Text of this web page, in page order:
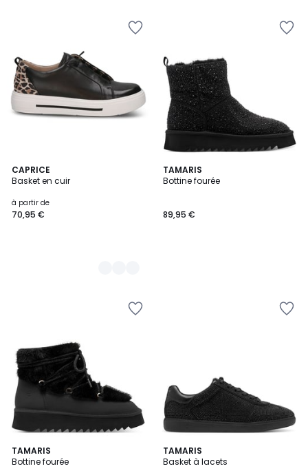
CAPRICE
Basket en cuir
à partir de
70,95 €
7
Couleurs
TAMARIS
Bottine fourée
89,95 €
TAMARIS
Bottine fourée
4
Couleurs
TAMARIS
Basket à lacets
2
Couleurs